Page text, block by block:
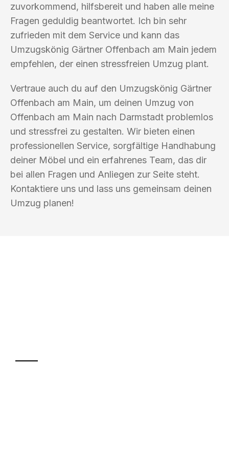
zuvorkommend, hilfsbereit und haben alle meine
Fragen geduldig beantwortet. Ich bin sehr
zufrieden mit dem Service und kann das
Umzugskönig Gärtner Offenbach am Main jedem
empfehlen, der einen stressfreien Umzug plant.
Vertraue auch du auf den Umzugskönig Gärtner
Offenbach am Main, um deinen Umzug von
Offenbach am Main nach Darmstadt problemlos
und stressfrei zu gestalten. Wir bieten einen
professionellen Service, sorgfältige Handhabung
deiner Möbel und ein erfahrenes Team, das dir
bei allen Fragen und Anliegen zur Seite steht.
Kontaktiere uns und lass uns gemeinsam deinen
Umzug planen!